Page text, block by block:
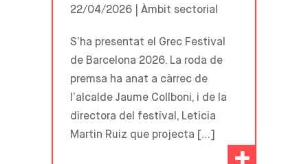
22/04/2026 | Àmbit sectorial
S’ha presentat el Grec Festival
de Barcelona 2026. La roda de
premsa ha anat a càrrec de
l’alcalde Jaume Collboni, i de la
directora del festival, Leticia
Martin Ruiz que projecta […]